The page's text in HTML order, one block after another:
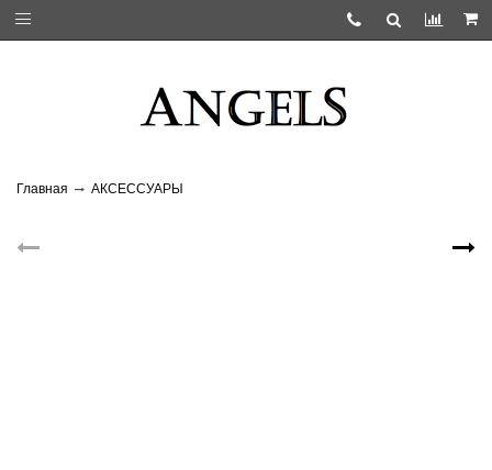
Главная АКСЕССУАРЫ